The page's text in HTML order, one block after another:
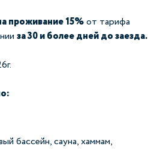
проживание 15%от тарифа
за 30 и более дней до заезда.
бассейн, сауна, хаммам,